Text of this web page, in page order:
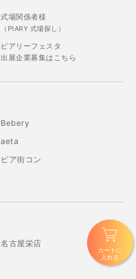
カートに
入れる
式場関係者様
（PIARY 式場探し）
ピアリーフェスタ
出展企業募集はこちら
Bebery
aeta
ピア街コン
名古屋栄店